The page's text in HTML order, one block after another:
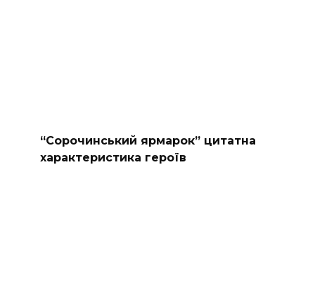
“Сорочинський ярмарок” цитатна
характеристика героїв